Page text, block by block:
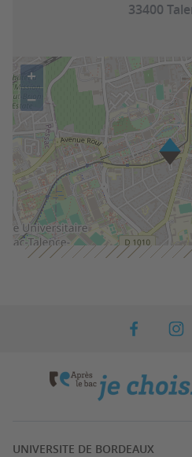
33400
+
−
UNIVERSITE DE BORDEAUX